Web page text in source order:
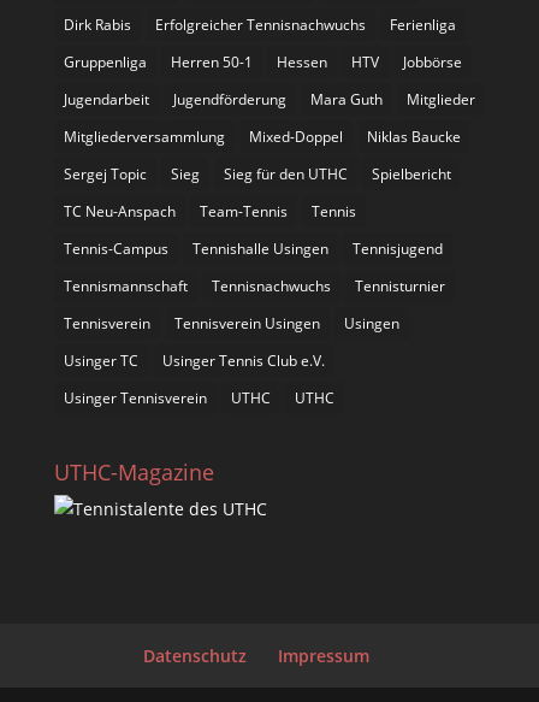
Dirk Rabis
Erfolgreicher Tennisnachwuchs
Ferienliga
Gruppenliga
Herren 50-1 Hessen HTV
Jobbörse
Jugendarbeit
Jugendförderung Mara Guth
Mitglieder
Mitgliederversammlung
Mixed-Doppel
Niklas Baucke
Sergej Topic
Sieg Sieg für den UTHC
Spielbericht
TC Neu-Anspach
Team-Tennis
Tennis
Tennis-Campus
Tennishalle Usingen
Tennisjugend
Tennismannschaft
Tennisnachwuchs
Tennisturnier
Tennisverein
Tennisverein Usingen
Usingen
Usinger TC
Usinger Tennis Club e.V.
Usinger Tennisverein
UTHC UTHC
UTHC-Magazine
Datenschutz Impressum